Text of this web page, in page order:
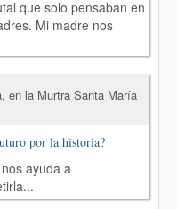
que solo pensaban en
Mi madre nos
en la Murtra Santa María
por la historia?
ayuda a